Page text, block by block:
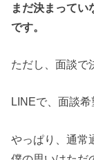
まだ決まってい
です。
ただし、面談で
LINEで、面談希
やっぱり、通常